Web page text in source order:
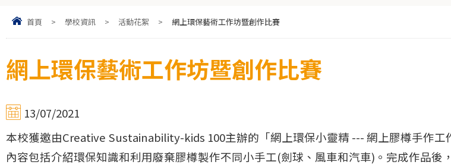
首頁 > 學校資訊 > 活動花絮 > 網上環保藝術工作坊暨創作比賽
網上環保藝術工作坊暨創作比賽
13/07/2021
本校獲邀由Creative Sustainability-kids 100主辦的「網上環保小靈精 --- 網上膠樽手作工
內容包括介紹環保知識和利用廢棄膠樽製作不同小手工(劍球、風車和汽車)。完成作品